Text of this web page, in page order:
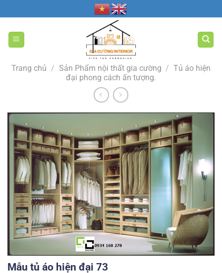
qua
nội
dung
Trang chủ / Sản Phẩm nội thất gia cường / Tủ áo hiện
đại phong cách ấn tượng.
Mẫu tủ áo hiện đại 73